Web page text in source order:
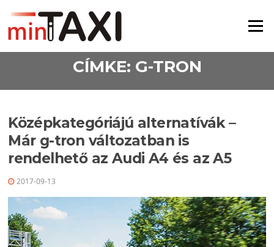
Menü
CÍMKE: G-TRON
Középkategóriájú alternatívák –
Már g-tron változatban is
rendelhető az Audi A4 és az A5
2017-09-13